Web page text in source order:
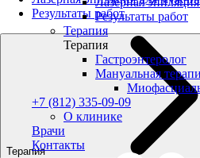
Результаты работ
Терапия
Результаты работ
Терапия
Терапия
Гастроэнтеролог
Мануальная
+7 (812) 335-09-09
О клинике
Врачи
Контакты